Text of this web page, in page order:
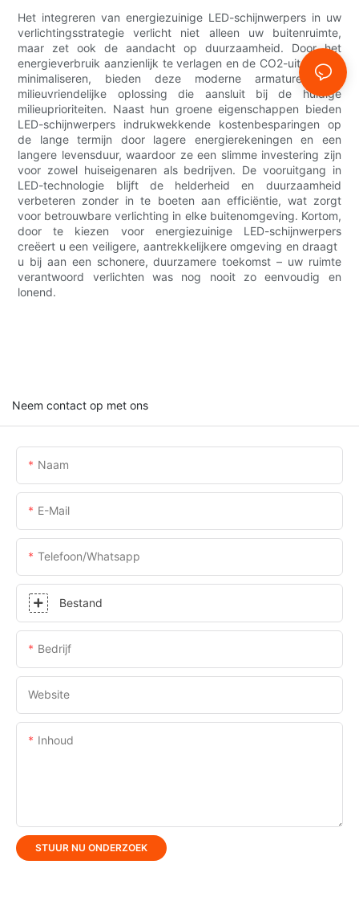
Het integreren van energiezuinige LED-schijnwerpers in uw
verlichtingsstrategie verlicht niet alleen uw buitenruimte,
maar zet ook de aandacht op duurzaamheid. Door het
energieverbruik aanzienlijk te verlagen en de CO2-uitstoot te
minimaliseren, bieden deze moderne armaturen een
milieuvriendelijke oplossing die aansluit bij de huidige
milieuprioriteiten. Naast hun groene eigenschappen bieden
LED-schijnwerpers indrukwekkende kostenbesparingen op
de lange termijn door lagere energierekeningen en een
langere levensduur, waardoor ze een slimme investering zijn
voor zowel huiseigenaren als bedrijven. De vooruitgang in
LED-technologie blijft de helderheid en duurzaamheid
verbeteren zonder in te boeten aan efficiëntie, wat zorgt
voor betrouwbare verlichting in elke buitenomgeving. Kortom,
door te kiezen voor energiezuinige LED-schijnwerpers
creëert u een veiligere, aantrekkelijkere omgeving en draagt ​​
u bij aan een schonere, duurzamere toekomst – uw ruimte
verantwoord verlichten was nog nooit zo eenvoudig en
lonend.
Neem contact op met ons
Naam
E-Mail
Telefoon/whatsapp
Bestand
Bedrijf
Website
Inhoud
STUUR NU ONDERZOEK